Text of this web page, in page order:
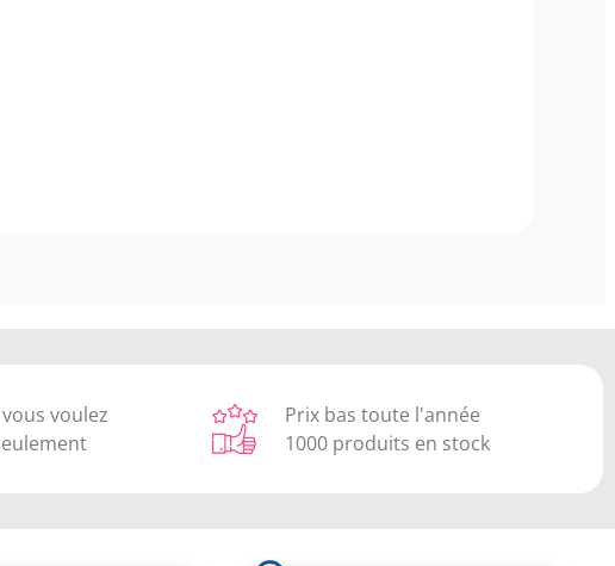
voulez
Prix bas toute l'année
1000 produits en stock